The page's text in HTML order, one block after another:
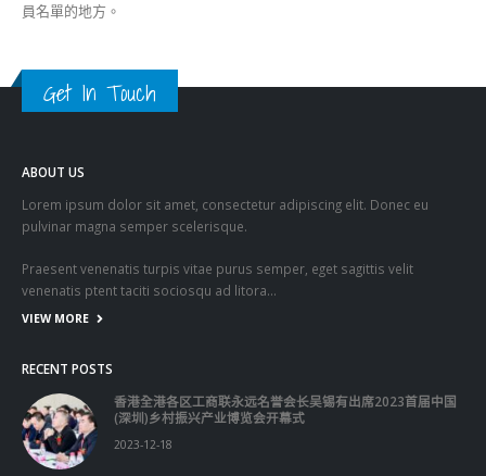
員名單的地方。
Get In Touch
ABOUT US
Lorem ipsum dolor sit amet, consectetur adipiscing elit. Donec eu
pulvinar magna semper scelerisque.
Praesent venenatis turpis vitae purus semper, eget sagittis velit
venenatis ptent taciti sociosqu ad litora…
VIEW MORE
RECENT POSTS
香港全港各区工商联永远名誉会长吴锡有出席2023首届中国
(深圳)乡村振兴产业博览会开幕式
2023-12-18